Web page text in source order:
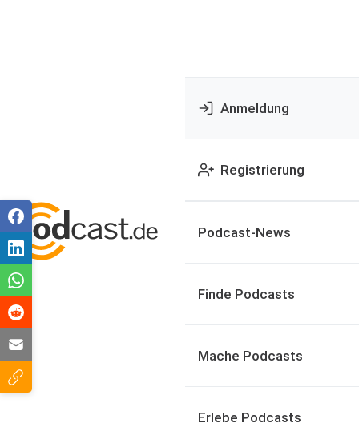
Anmeldung
Registrierung
Podcast-News
Finde Podcasts
Mache Podcasts
Erlebe Podcasts